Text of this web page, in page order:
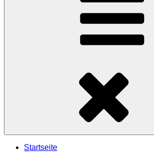
Startseite